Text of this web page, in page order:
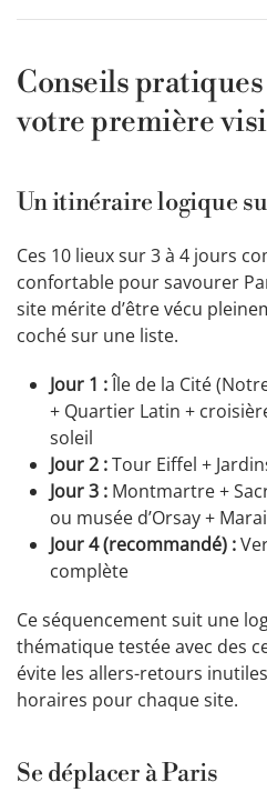
Conseils
votre première
Un itinéraire logique
Ces 10 lieux sur 3 à 4 jours
confortable pour savourer
site mérite d’être vécu
coché sur une liste.
Jour 1 :Île de la Cité
+ Quartier Latin +
soleil
Jour 2 :Tour Eiffel +
Jour 3 : Montmartre +
ou musée d’Orsay +
Jour 4 (recommandé) :
complète
Ce séquencement suit une
thématique testée avec des
évite les allers-retours
horaires pour chaque site.
Se déplacer à Paris